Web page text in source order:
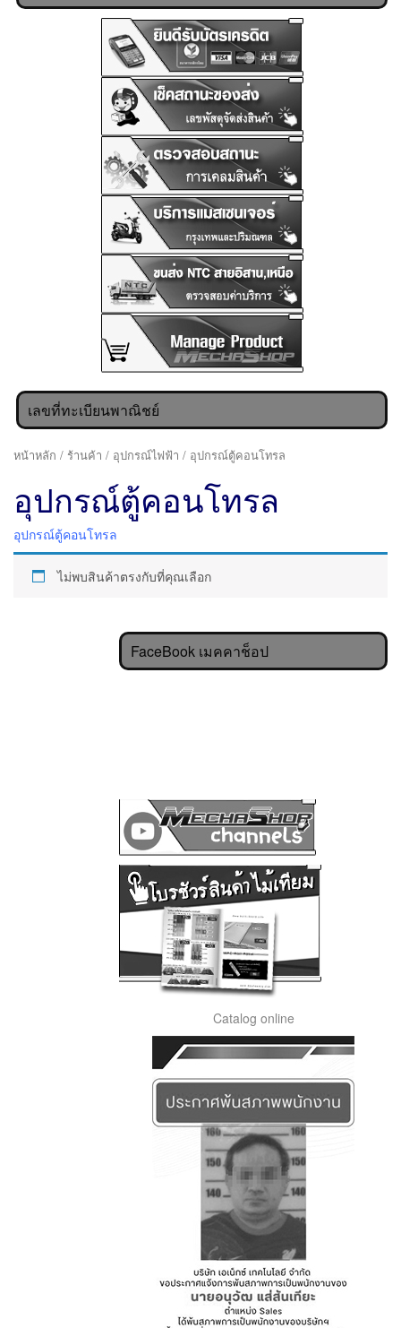
เลขที่ทะเบียนพาณิชย์
หน้าหลัก / ร้านค้า / อุปกรณ์ไฟฟ้า / อุปกรณ์ตู้คอนโทรล
อุปกรณ์ตู้คอนโทรล
อุปกรณ์ตู้คอนโทรล
ไม่พบสินค้าตรงกับที่คุณเลือก
FaceBook เมคคาช็อป
Catalog online